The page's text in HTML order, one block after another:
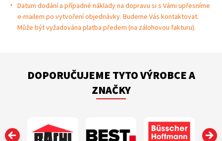
Datum dodání a případné náklady na dopravu si s Vámi upřesníme
e-mailem po vytvoření objednávky. Budeme Vás kontaktovat.
Může být vyžadována platba předem (na zálohovou fakturu).
DOPORUČUJEME TYTO VÝROBCE A
ZNAČKY
‹